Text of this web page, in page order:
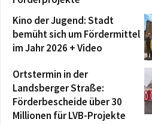
Kino der Jugend: Stadt
bemüht sich um Fördermittel
im Jahr 2026 + Video
Ortstermin in der
Landsberger Straße:
Förderbescheide über 30
Millionen für LVB-Projekte